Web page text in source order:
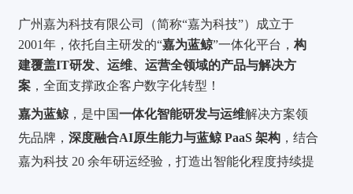
广州嘉为科技有限公司（简称“嘉为科技”）成立于
2001年，依托自主研发的“嘉为蓝鲸”一体化平台，构
建覆盖IT研发、运维、运营全领域的产品与解决方
案 ，全面支撑政企客户数字化转型！
嘉为蓝鲸 ，是中国一体化智能研发与运维解决方案领
先品牌，深度融合AI原生能力与蓝鲸 PaaS 架构 ，结合
嘉为科技 20 余年研运经验，打造出智能化程度持续提